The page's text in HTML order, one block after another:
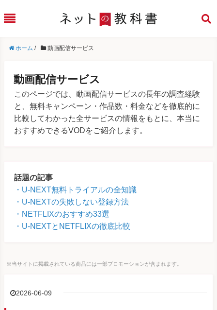
ホーム / 動画配信サービス
動画配信サービス
このページでは、動画配信サービスの長年の調査経験
と、無料キャンペーン・作品数・料金などを徹底的に
比較してわかった全サービスの情報をもとに、本当に
おすすめできるVODをご紹介します。
話題の記事
U-NEXT無料トライアルの全知識
U-NEXTの失敗しない登録方法
NETFLIXのおすすめ33選
U-NEXTとNETFLIXの徹底比較
※当サイトに掲載されている商品には一部プロモーションが含まれます。
2026-06-09